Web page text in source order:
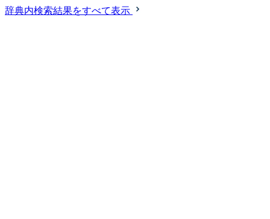
辞典内検索結果をすべて表示